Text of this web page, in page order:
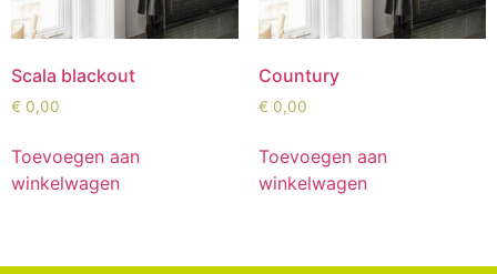
Scala blackout
€ 0,00
Toevoegen aan
winkelwagen
Countury
€ 0,00
Toevoegen aan
winkelwagen